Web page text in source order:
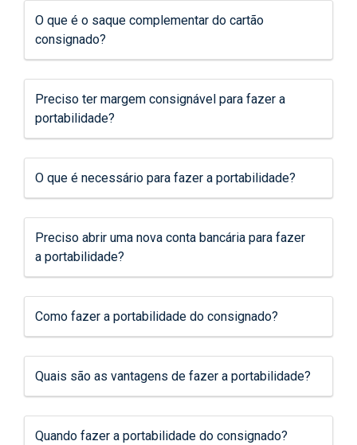
O que é o saque complementar do cartão
consignado?
Preciso ter margem consignável para fazer a
portabilidade?
O que é necessário para fazer a portabilidade?
Preciso abrir uma nova conta bancária para fazer
a portabilidade?
Como fazer a portabilidade do consignado?
Quais são as vantagens de fazer a portabilidade?
Quando fazer a portabilidade do consignado?